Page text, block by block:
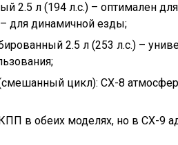
2.5 л (194 л.с.) – оптимален
– для динамичной езды;
2.5 л (253 л.с.) –
цикл): CX-8
в обеих моделях, но в CX-9